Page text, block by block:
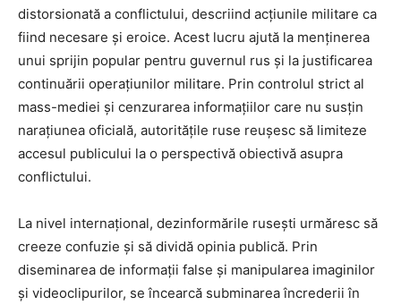
distorsionată a conflictului, descriind acțiunile militare ca
fiind necesare și eroice. Acest lucru ajută la menținerea
unui sprijin popular pentru guvernul rus și la justificarea
continuării operațiunilor militare. Prin controlul strict al
mass-mediei și cenzurarea informațiilor care nu susțin
narațiunea oficială, autoritățile ruse reușesc să limiteze
accesul publicului la o perspectivă obiectivă asupra
conflictului.
La nivel internațional, dezinformările rusești urmăresc să
creeze confuzie și să dividă opinia publică. Prin
diseminarea de informații false și manipularea imaginilor
și videoclipurilor, se încearcă subminarea încrederii în